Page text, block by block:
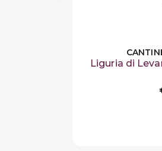
Liguria di